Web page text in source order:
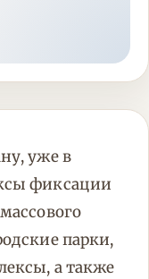
уже в
фиксации
парки,
а также